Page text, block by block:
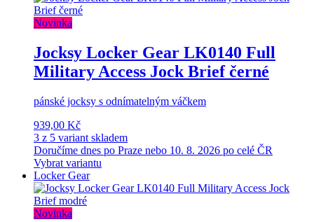
Novinka
Jocksy Locker Gear LK0140 Full
Military Access Jock Brief černé
pánské jocksy s odnímatelným váčkem
939,00 Kč
3 z 5 variant skladem
Doručíme dnes po Praze nebo 10. 8. 2026 po celé ČR
Vybrat variantu
Locker Gear
Novinka